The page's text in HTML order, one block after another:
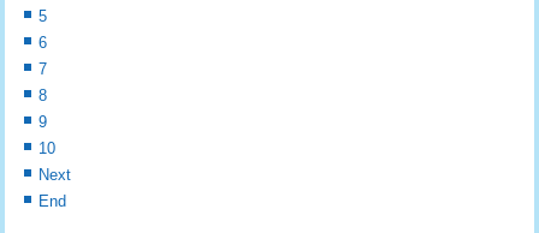
5
6
7
8
9
10
Next
End